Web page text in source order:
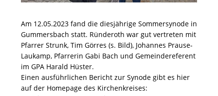
Am 12.05.2023 fand die diesjährige Sommersynode in
Gummersbach statt. Ründeroth war gut vertreten mit
Pfarrer Strunk, Tim Görres (s. Bild), Johannes Prause-
Laukamp, Pfarrerin Gabi Bach und Gemeindereferent
im GPA Harald Hüster.
Einen ausführlichen Bericht zur Synode gibt es hier
auf der Homepage des Kirchenkreises: